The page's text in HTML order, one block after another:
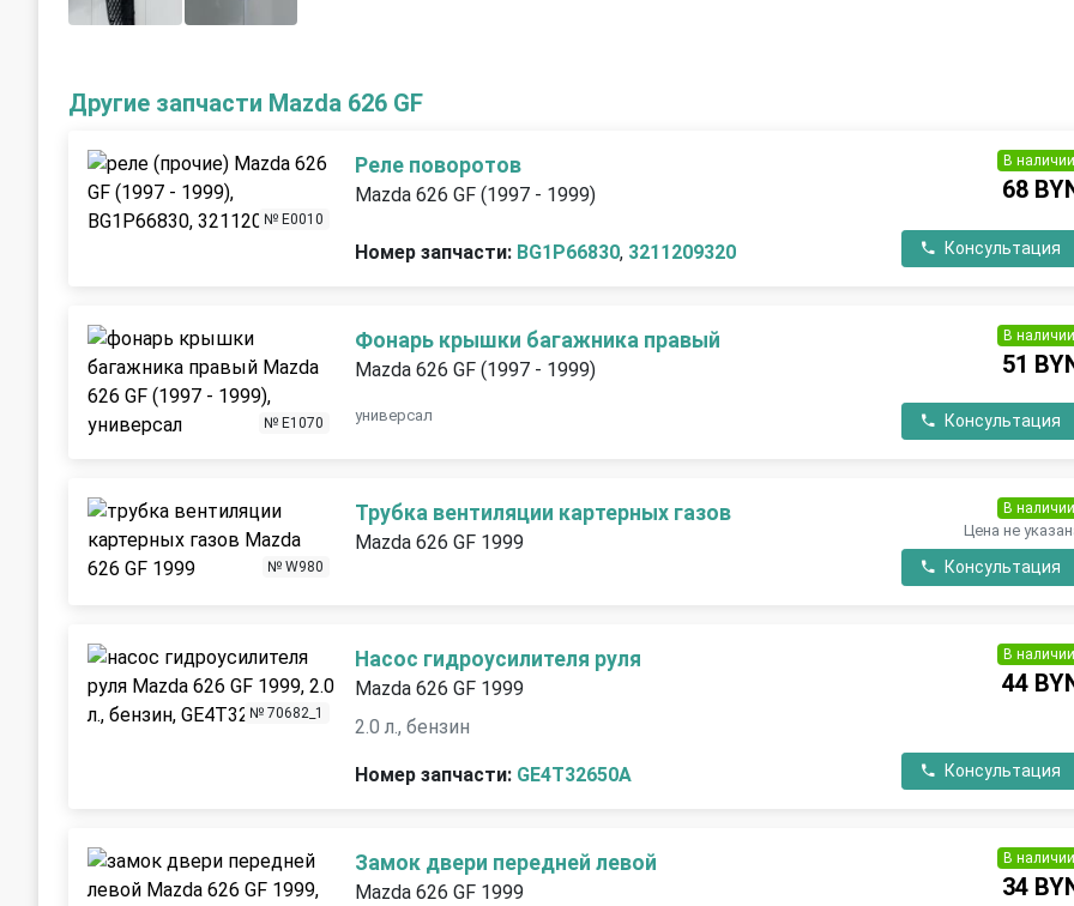
Другие запчасти Mazda 626 GF
№ E0010
Реле поворотов
Mazda 626 GF (1997 - 1999)
Номер запчасти: BG1P66830, 3211209320
В наличии
68
Консультация
№ E1070
Фонарь крышки багажника правый
Mazda 626 GF (1997 - 1999)
универсал
В наличии
51
Консультация
№ W980
Трубка вентиляции картерных газов
Mazda 626 GF 1999
В наличии
Цена не
Консультация
№ 70682_1
Насос гидроусилителя руля
Mazda 626 GF 1999
2.0 л., бензин
Номер запчасти: GE4T32650A
В наличии
44
Консультация
Замок двери передней левой
Mazda 626 GF 1999
В наличии
34